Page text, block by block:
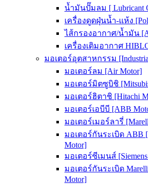
น้ำมันปั๊มลม [ Lubricant
เครื่องดูดฝุ่นน้ำ-แห้ง
ไส้กรองอากาศ/น้ำมัน
เครื่องเติมอากาศ
มอเตอร์อุตสาหกรรม
มอเตอร์ลม [Air Motor]
มอเตอร์มิตซูบิชิ
มอเตอร์ฮิตาชิ [Hitachi
มอเตอร์เอบีบี [ABB
มอเตอร์เมอร์ลารี่
มอเตอร์กันระเบิด ABB
Motor]
มอเตอร์ซีเมนส์
มอเตอร์กันระเบิด
Motor]